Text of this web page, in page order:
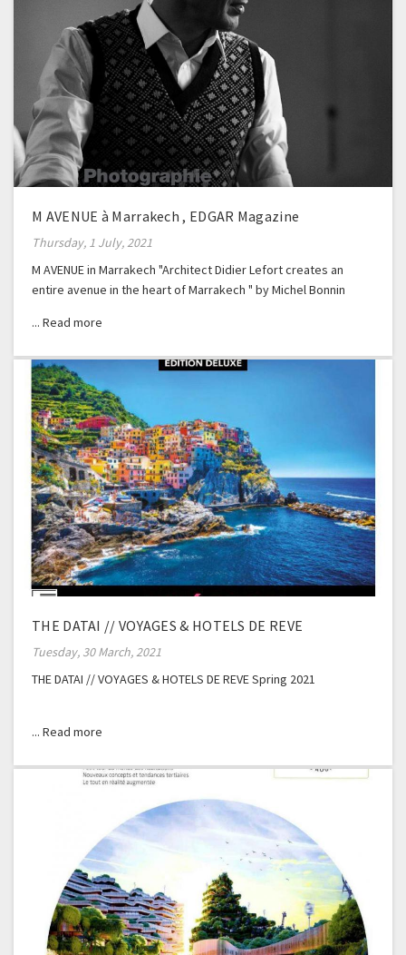
M AVENUE à Marrakech , EDGAR Magazine
Thursday, 1 July, 2021
M AVENUE in Marrakech "Architect Didier Lefort creates an
entire avenue in the heart of Marrakech " by Michel Bonnin
THE DATAI // VOYAGES & HOTELS DE REVE
Tuesday, 30 March, 2021
THE DATAI // VOYAGES & HOTELS DE REVE Spring 2021